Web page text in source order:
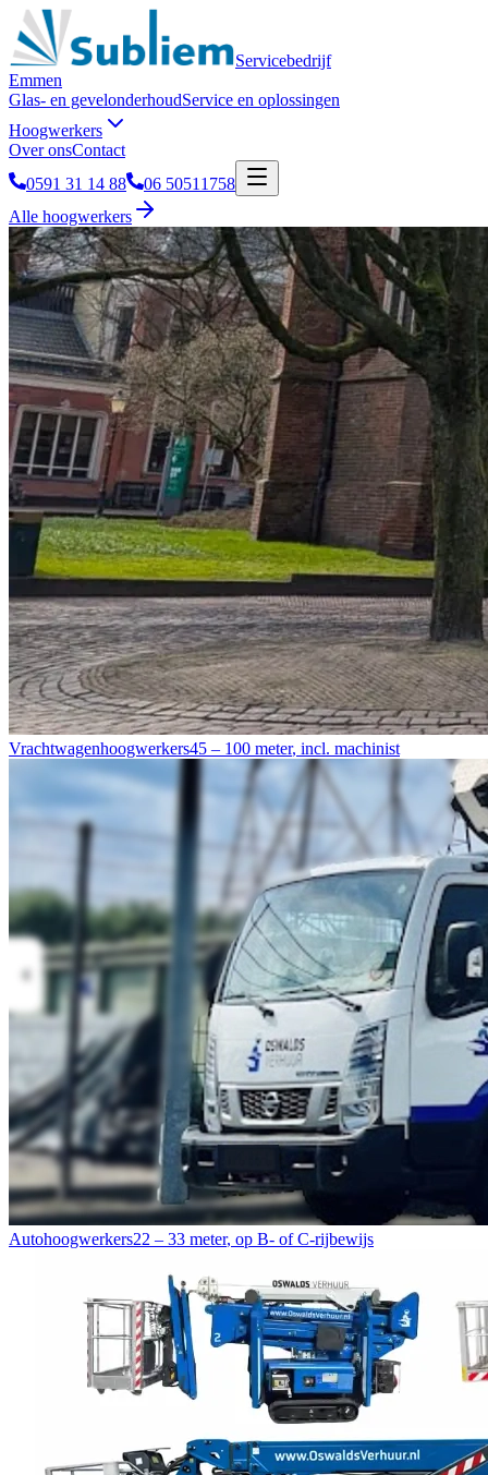
Servicebedrijf
Emmen
Glas- en gevelonderhoudService en oplossingen
Hoogwerkers
Over onsContact
0591 31 14 88
06 50511758
Alle hoogwerkers
Vrachtwagenhoogwerkers45 – 100 meter, incl. machinist
Autohoogwerkers22 – 33 meter, op B- of C-rijbewijs